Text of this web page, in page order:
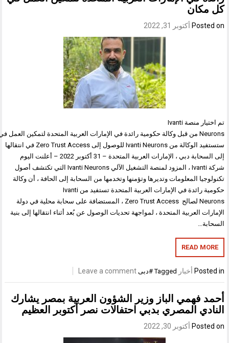
أكتوبر 31, 2022
تم اختيار منصة Ivanti
Neurons من قبل وكالة حكومية رائدة في الإمارات العربية المتحدة لتمكين العمل في كل مكا
ستستفيد الوكالة من Ivanti Neurons للوصول إلى Zero Trust Access في انتقالها
إلى السحابة دبي ، الإمارات العربية المتحدة – 31 أكتوبر 2022 – أعلنت اليوم
شركة Ivanti ، المزود لمنصة التشغيل الآلي Ivanti Neurons التي تكتشف أصول
المعلومات وتديرها وتؤمنها وتخدمها من السحابة إلى الحافة ، أن وكالة
حكومية رائدة في الإمارات العربية المتحدة تستفيد من Ivanti
Neurons لصالح Zero Trust Access ، المستضافة على سحابة محلية في دولة
العربية المتحدة ، لمواجهة تحديات الوصول عن بُعد أثناء انتقالها إلى بنية
READ
أخبار Tagged #دبى Leave a comment
فهمي الباز وزير الشؤون العربية بمصر يشارك
المصري بدبي احتفالات نصر أكتوبر العظيم
أكتوبر 30, 2022